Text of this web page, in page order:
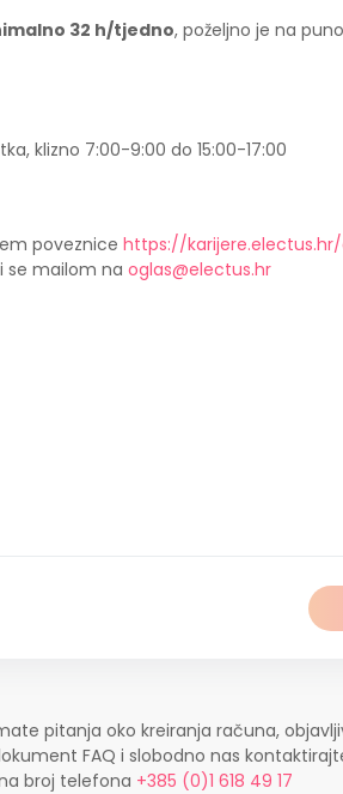
32 h/tjedno, poželjno je na
klizno 7:00-9:00 do 15:00-17:00
poveznice https://
se mailom na oglas@electus.hr
pitanja oko kreiranja računa,
FAQ i slobodno nas
broj telefona +385 (0)1 618 49 17